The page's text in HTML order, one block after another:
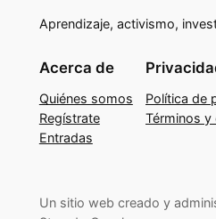
Aprendizaje, activismo,
Acerca de
Quiénes somos
Regístrate
Entradas
Política de
Términos y
Un sitio web creado y